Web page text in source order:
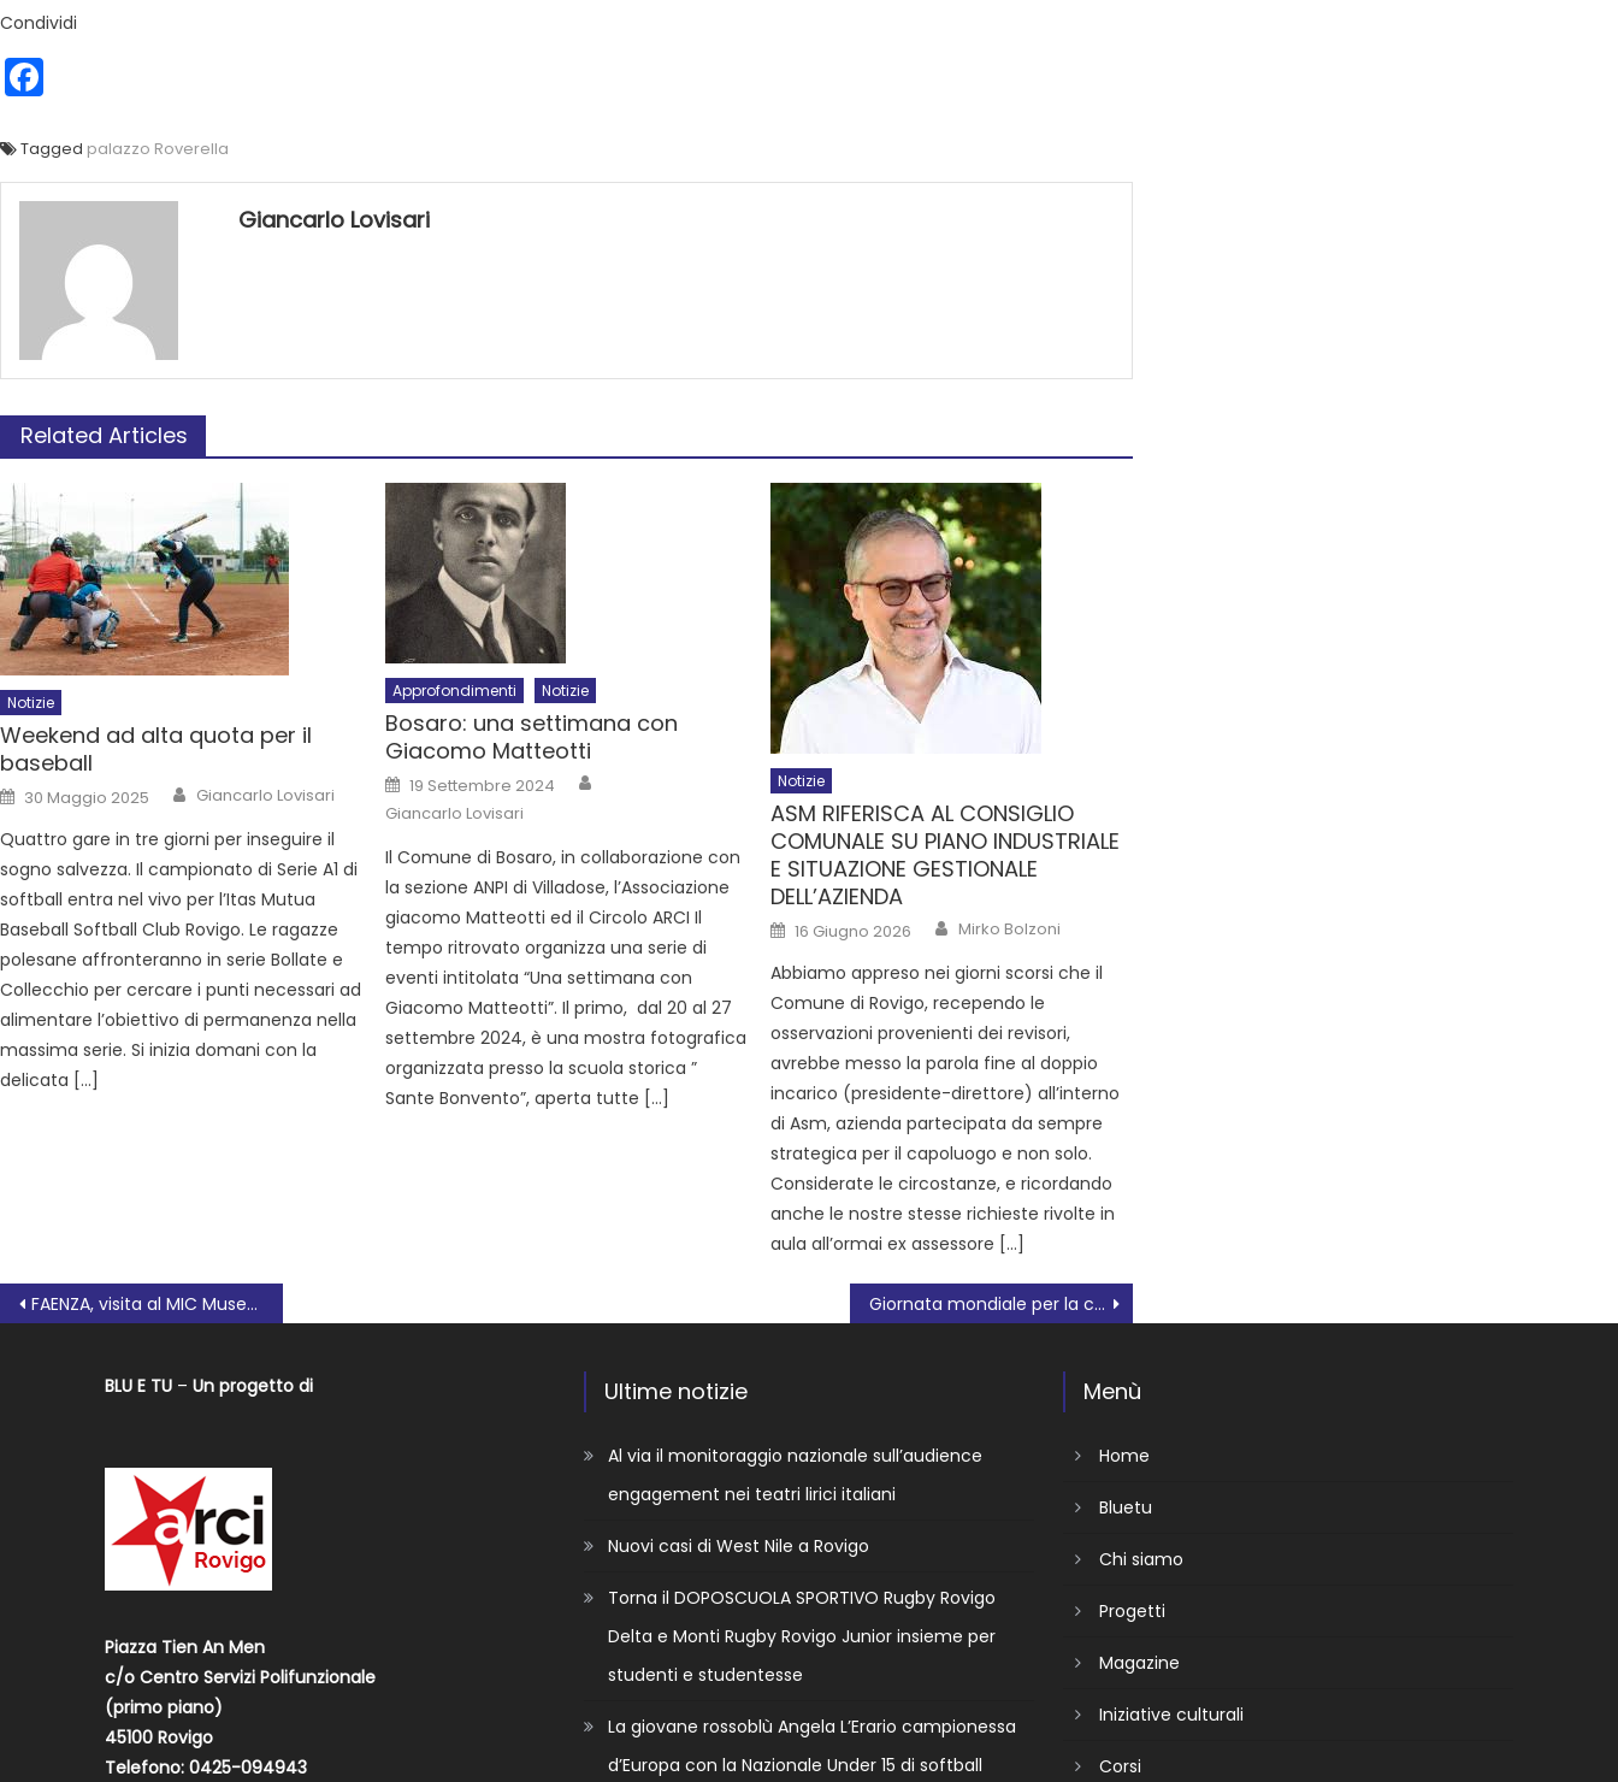
Condividi
Tagged palazzo Roverella
Giancarlo Lovisari
Related Articles
Notizie
Weekend ad alta quota per il
baseball
30 Maggio 2025 Giancarlo Lovisari
Quattro gare in tre giorni per inseguire il
sogno salvezza. Il campionato di Serie A1 di
softball entra nel vivo per l’Itas Mutua
Baseball Softball Club Rovigo. Le ragazze
polesane affronteranno in serie Bollate e
Collecchio per cercare i punti necessari ad
alimentare l’obiettivo di permanenza nella
massima serie. Si inizia domani con la
delicata […]
Approfondimenti Notizie
Bosaro: una settimana con
Giacomo Matteotti
19 Settembre 2024
Giancarlo Lovisari
Il Comune di Bosaro, in collaborazione con
la sezione ANPI di Villadose, l’Associazione
giacomo Matteotti ed il Circolo ARCI Il
tempo ritrovato organizza una serie di
eventi intitolata “Una settimana con
Giacomo Matteotti”. Il primo, dal 20 al 27
settembre 2024, è una mostra fotografica
organizzata presso la scuola storica ”
Sante Bonvento”, aperta tutte […]
Notizie
ASM RIFERISCA AL CONSIGLIO
COMUNALE SU PIANO INDUSTRIALE
E SITUAZIONE GESTIONALE
DELL’AZIENDA
16 Giugno 2026 Mirko Bolzoni
Abbiamo appreso nei giorni scorsi che il
Comune di Rovigo, recependo le
osservazioni provenienti dei revisori,
avrebbe messo la parola fine al doppio
incarico (presidente-direttore) all’interno
di Asm, azienda partecipata da sempre
strategica per il capoluogo e non solo.
Considerate le circostanze, e ricordando
anche le nostre stesse richieste rivolte in
aula all’ormai ex assessore […]
FAENZA, visita al MIC Museo Internazionale delle Ceramiche Giornata mondiale per la consapevolezza sull’autismo
BLU E TU –Un progetto di
Piazza Tien An Men
c/o Centro Servizi Polifunzionale
(primo piano)
45100 Rovigo
Telefono: 0425-094943
Ultime notizie
Al via il monitoraggio nazionale sull’audience
engagement nei teatri lirici italiani
Nuovi casi di West Nile a Rovigo
Torna il DOPOSCUOLA SPORTIVO Rugby Rovigo
Delta e Monti Rugby Rovigo Junior insieme per
studenti e studentesse
La giovane rossoblù Angela L’Erario campionessa
d’Europa con la Nazionale Under 15 di softball
Menù
Home
Bluetu
Chi siamo
Progetti
Magazine
Iniziative culturali
Corsi